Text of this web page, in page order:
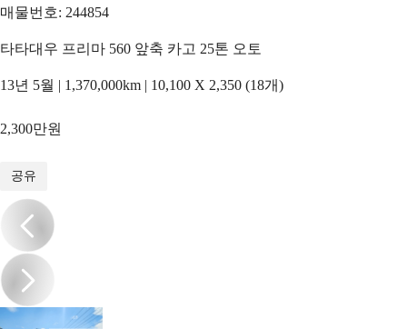
매물번호: 244854
타타대우 프리마 560 앞축 카고 25톤 오토
13년 5월 | 1,370,000km | 10,100 X 2,350 (18개)
2,300만원
공유
/11